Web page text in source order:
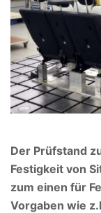
Der Prüfstand
Festigkeit von
zum einen für
Vorgaben wie